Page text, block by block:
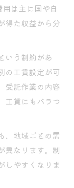
は主に国や自
得た収益から分
いう制約があ
の工賃設定が可
受託作業の内容
工賃にもバラつ
、地域ごとの需
異なります。制
しやすくなりま